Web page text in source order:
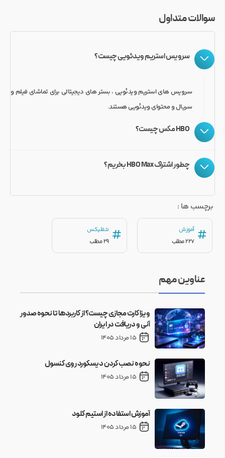
سوالات متداول
سرویس استریم ویدئویی چیست؟
سرویس های استریم ویدئویی ، بستر های دیجیتالی برای تماشای فیلم و
سریال و محتوای ویدئویی هستند.
HBO مکس چیست؟
چطور اشتراک HBO Max بخریم؟
برچسب ها :
# آموزش
227 مطلب
# نتفلیکس
29 مطلب
عناوین مهم
ویزا کارت مجازی چیست؟ از کاربردها تا نحوه صدور
آنی و دریافت در ایران
15 مرداد 1405
نحوه نصب کردن دیسکورد روی کنسول
15 مرداد 1405
آموزش استفاده از استیم کلود
15 مرداد 1405